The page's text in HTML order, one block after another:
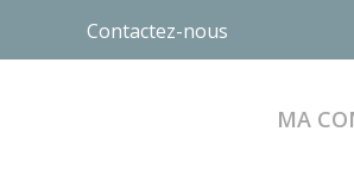
Contactez-nous
MA